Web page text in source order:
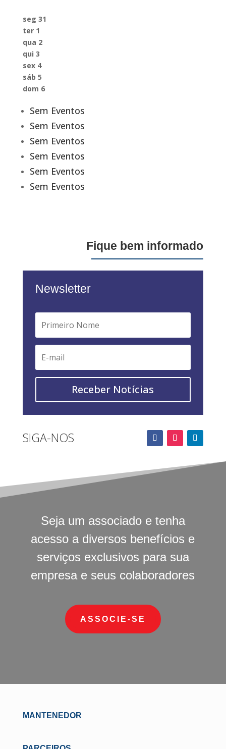
seg 31
ter 1
qua 2
qui 3
sex 4
sáb 5
dom 6
Sem Eventos
Sem Eventos
Sem Eventos
Sem Eventos
Sem Eventos
Sem Eventos
Fique bem informado
Newsletter
Receber Notícias
SIGA-NOS
Seja um associado e tenha
acesso a diversos benefícios e
serviços exclusivos para sua
empresa e seus colaboradores
ASSOCIE-SE
MANTENEDOR